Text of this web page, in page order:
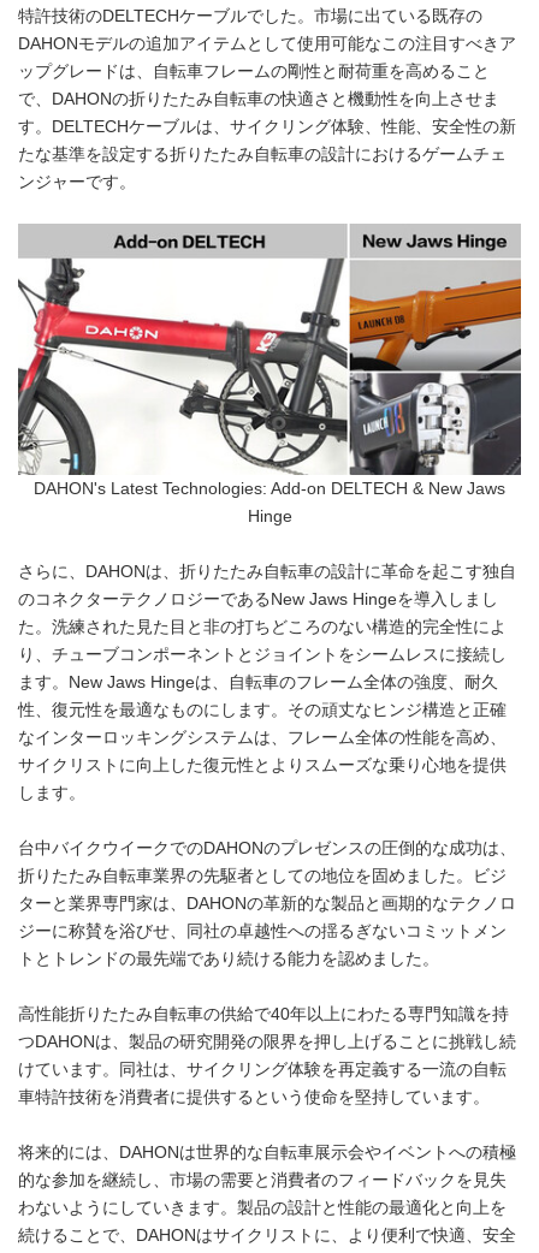
特許技術のDELTECHケーブルでした。市場に出ている既存の
DAHONモデルの追加アイテムとして使用可能なこの注目すべきア
ップグレードは、自転車フレームの剛性と耐荷重を高めること
で、DAHONの折りたたみ自転車の快適さと機動性を向上させま
す。DELTECHケーブルは、サイクリング体験、性能、安全性の新
たな基準を設定する折りたたみ自転車の設計におけるゲームチェ
ンジャーです。
DAHON's Latest Technologies: Add-on DELTECH & New Jaws
Hinge
さらに、DAHONは、折りたたみ自転車の設計に革命を起こす独自
のコネクターテクノロジーであるNew Jaws Hingeを導入しまし
た。洗練された見た目と非の打ちどころのない構造的完全性によ
り、チューブコンポーネントとジョイントをシームレスに接続し
ます。New Jaws Hingeは、自転車のフレーム全体の強度、耐久
性、復元性を最適なものにします。その頑丈なヒンジ構造と正確
なインターロッキングシステムは、フレーム全体の性能を高め、
サイクリストに向上した復元性とよりスムーズな乗り心地を提供
します。
台中バイクウイークでのDAHONのプレゼンスの圧倒的な成功は、
折りたたみ自転車業界の先駆者としての地位を固めました。ビジ
ターと業界専門家は、DAHONの革新的な製品と画期的なテクノロ
ジーに称賛を浴びせ、同社の卓越性への揺るぎないコミットメン
トとトレンドの最先端であり続ける能力を認めました。
高性能折りたたみ自転車の供給で40年以上にわたる専門知識を持
つDAHONは、製品の研究開発の限界を押し上げることに挑戦し続
けています。同社は、サイクリング体験を再定義する一流の自転
車特許技術を消費者に提供するという使命を堅持しています。
将来的には、DAHONは世界的な自転車展示会やイベントへの積極
的な参加を継続し、市場の需要と消費者のフィードバックを見失
わないようにしていきます。製品の設計と性能の最適化と向上を
続けることで、DAHONはサイクリストに、より便利で快適、安全